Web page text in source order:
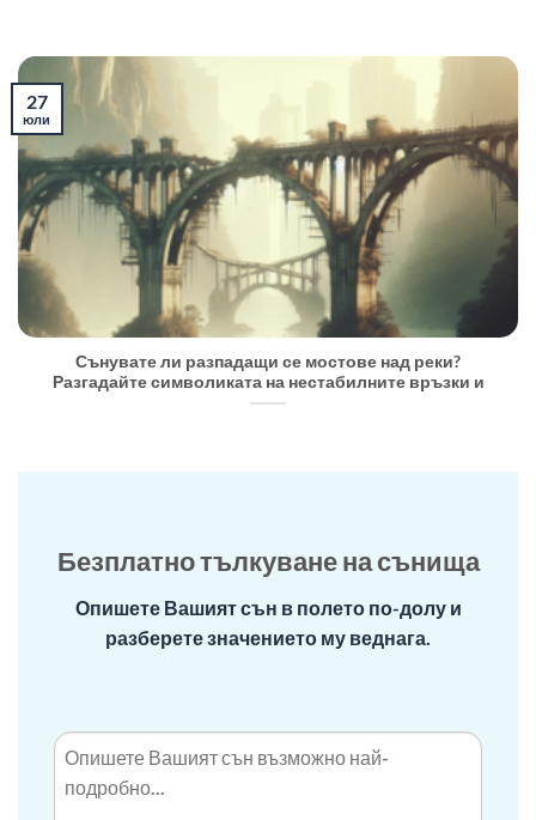
Сънувате ли разпадащи се мостове над реки?
Разгадайте символиката на нестабилните връзки и
27
юли
Безплатно тълкуване на сънища
Опишете Вашият сън в полето по-долу и
разберете значението му веднага.